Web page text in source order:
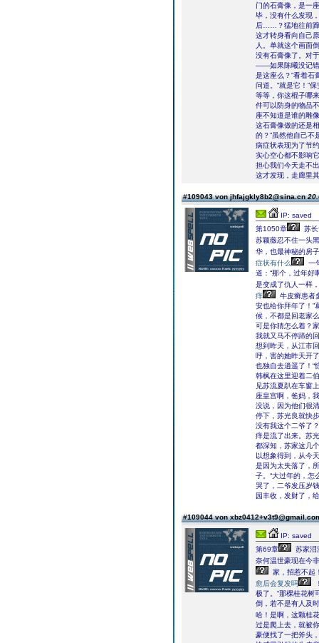
门的石膏像，是一
毕，没有什么发现
后……？猛地往前蹿
这才转身看向自己
人。单就这个画面
没有石膏像了。对
——如果陈曦没记错
是这座么？”看着石
问道。“就是它！”
等等，你这棍子哪
件可以防身的物品
座不知道是谁的雕
这石膏像做的还是
的？”虽然他自己不
病症状表现为了节
实心空心都不影响
担心我们今天走不
这才发现，走廊里
#109043 von jhfajgkly8b2@sina.cn
IP: saved
第1050章
苏
苏颖薇忍不住一头
华，也最神秘的房
症状有什么
一
道：“那个，过年好
是变成了仇人一样
痒
牛皮癣患者
安也给你拜年了！”
候，不都是回老家
可是你猜怎么着？
我就又马不停蹄的
想到昨天，从江市
呼，害的她昨天开
也独自去逍遥了！“
韩枫在这里迎着二
见苏流夏趴在车窗
座皇宫啊，爸妈，
没说，因为他们很
停下，苏光良就快
没有我这个二爷了
痒是流了出来。苏
都深知，苏家这几
以想象得到，从今
是因为太失落了，
子。“大过年的，怎
哭了，二爷发压岁
园丰收，发财了，
#109044 von
IP: saved
第69章
苏家泪
奈何温世豪现在今
家，招惹不起
愈后会复发吗
极了。“那棵桂花
倒，若不是有人及
哈！是啊，这颗桂
过是爬上去，就被
豪便找了一把斧头